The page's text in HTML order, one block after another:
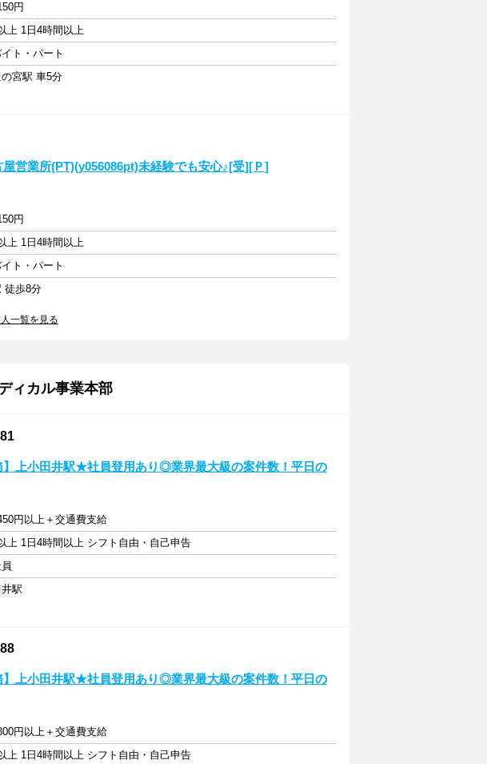
円
上 1日4時間以上
ト・パート
宮駅 車5分
屋営業所(PT)(y056086pt)未経験でも安心♪[受][Ｐ]
円
上 1日4時間以上
ト・パート
徒歩8分
一覧を見る
ィカル事業本部
】上小田井駅★社員登用あり◎業界最大級の案件数！平日の
円以上＋交通費支給
上 1日4時間以上 シフト自由・自己申告
駅
】上小田井駅★社員登用あり◎業界最大級の案件数！平日の
円以上＋交通費支給
上 1日4時間以上 シフト自由・自己申告